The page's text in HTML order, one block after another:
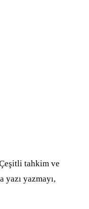
tahkim ve
yazı yazmayı,